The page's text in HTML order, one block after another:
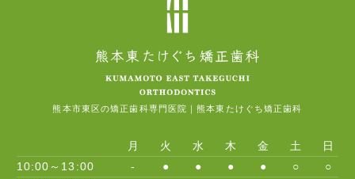
熊本市東区の矯正歯科専門医院｜熊本東たけぐち矯正歯科
月 火 水 木 金 土
日
10:00～13:00
- ● ● ● ● ○
○